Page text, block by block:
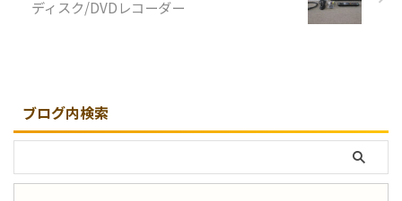
く洋服の置き場になってまし
ディスク/DVDレコーダー
ブログ内検索